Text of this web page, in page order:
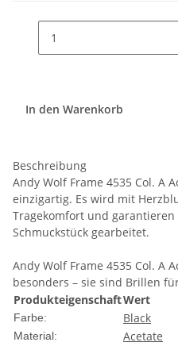
In den Warenkorb
Beschreibung
Andy Wolf Frame 4535 Col. A
einzigartig. Es wird mit
Tragekomfort und
Schmuckstück gearbeitet.
Andy Wolf Frame 4535 Col. A
besonders – sie sind Brillen
ProdukteigenschaftWert
Farbe: Black
Material: Acetate